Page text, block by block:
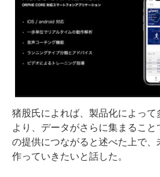
猪股氏によれば、製品化によって
より、データがさらに集まるこ
の提供につながると述べた上で
作っていきたいと話した。